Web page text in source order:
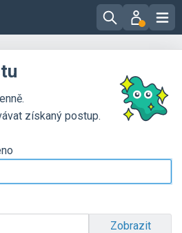
získaný postup.
Zobrazit